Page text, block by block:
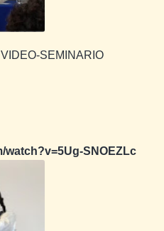
SEMINARIO
watch?v=5Ug-SNOEZLc